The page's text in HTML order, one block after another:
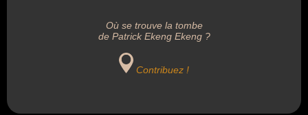
Où se trouve la tombe
de Patrick Ekeng Ekeng ?
Contribuez !